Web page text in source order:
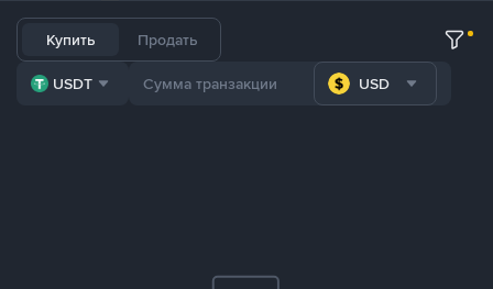
Купить Продать
USDT USD